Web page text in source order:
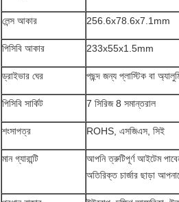
লেন্স আকার 256.6x78.6x7.1mm
পিসিবি আকার 233x55x1.5mm
ড্রাইভার ঘের পছন্দ জন্য প্লাস্টিক বা
পিসিবি সার্কিট 7 সিরিজ 8 সমান্তরাল
শংসাপত্র ROHS, এসজিএস, সিই
মান গ্যারান্টি আপনি ত্রুটিপূর্ণ আইটেম
অতিরিক্ত চার্জার ছাড়া